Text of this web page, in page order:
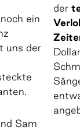
ein
uns der
Sam
der